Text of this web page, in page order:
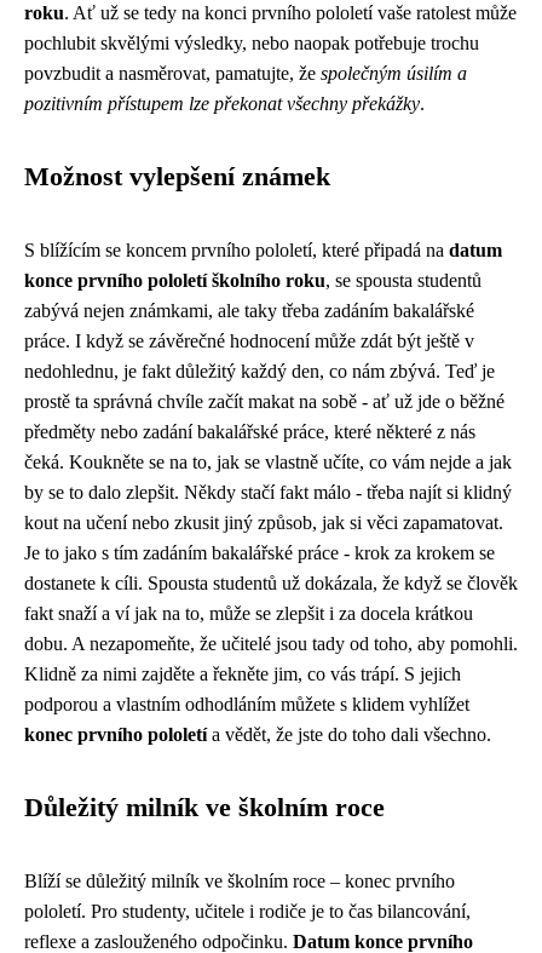
roku. Ať už se tedy na konci prvního pololetí vaše ratolest může
pochlubit skvělými výsledky, nebo naopak potřebuje trochu
povzbudit a nasměrovat, pamatujte, že společným úsilím a
pozitivním přístupem lze překonat všechny překážky.
Možnost vylepšení známek
S blížícím se koncem prvního pololetí, které připadá na datum
konce prvního pololetí školního roku, se spousta studentů
zabývá nejen známkami, ale taky třeba zadáním bakalářské
práce. I když se závěrečné hodnocení může zdát být ještě v
nedohlednu, je fakt důležitý každý den, co nám zbývá. Teď je
prostě ta správná chvíle začít makat na sobě - ať už jde o běžné
předměty nebo zadání bakalářské práce, které některé z nás
čeká. Koukněte se na to, jak se vlastně učíte, co vám nejde a jak
by se to dalo zlepšit. Někdy stačí fakt málo - třeba najít si klidný
kout na učení nebo zkusit jiný způsob, jak si věci zapamatovat.
Je to jako s tím zadáním bakalářské práce - krok za krokem se
dostanete k cíli. Spousta studentů už dokázala, že když se člověk
fakt snaží a ví jak na to, může se zlepšit i za docela krátkou
dobu. A nezapomeňte, že učitelé jsou tady od toho, aby pomohli.
Klidně za nimi zajděte a řekněte jim, co vás trápí. S jejich
podporou a vlastním odhodláním můžete s klidem vyhlížet
konec prvního pololetía vědět, že jste do toho dali všechno.
Důležitý milník ve školním roce
Blíží se důležitý milník ve školním roce – konec prvního
pololetí. Pro studenty, učitele i rodiče je to čas bilancování,
reflexe a zaslouženého odpočinku. Datum konce prvního